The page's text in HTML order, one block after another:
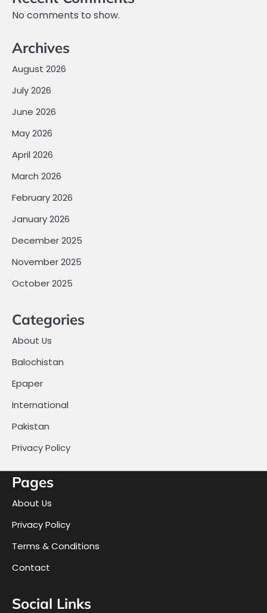
No comments to show.
Archives
August 2026
July 2026
June 2026
May 2026
April 2026
March 2026
February 2026
January 2026
December 2025
November 2025
October 2025
Categories
About Us
Balochistan
Epaper
International
Pakistan
Privacy Policy
Pages
About Us
Privacy Policy
Terms & Conditions
Contact
Social Links